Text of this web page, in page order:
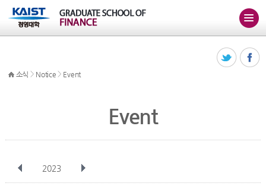
소식 > Notice > Event
Event
2023